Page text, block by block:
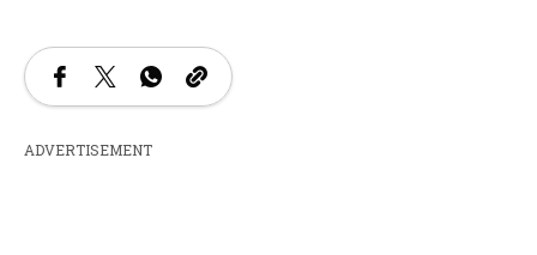
ADVERTISEMENT